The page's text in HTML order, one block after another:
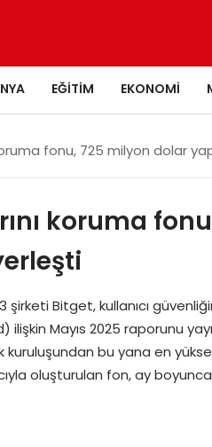
EĞITIM EKONOMI
koruma fonu, 725 milyon dolar
koruma
Bitget, kullanıcı
Mayıs 2025 raporunu
bu yana en yüksek
oluşturulan fon, ay